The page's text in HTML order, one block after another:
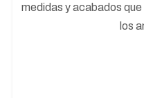
medidas y acabados
los